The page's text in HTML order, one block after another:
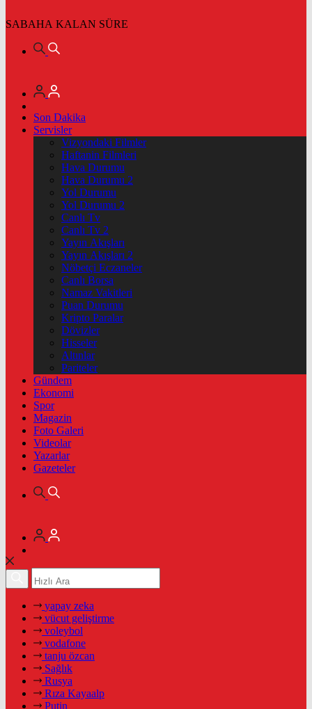
SABAHA KALAN SÜRE
Son Dakika
Servisler
Vizyondaki Filmler
Haftanin Filmleri
Hava Durumu
Hava Durumu 2
Yol Durumu
Yol Durumu 2
Canlı Tv
Canlı Tv 2
Yayın Akışları
Yayın Akışları 2
Nöbetçi Eczaneler
Canlı Borsa
Namaz Vakitleri
Puan Durumu
Kripto Paralar
Dövizler
Hisseler
Altınlar
Pariteler
Gündem
Ekonomi
Spor
Magazin
Foto Galeri
Videolar
Yazarlar
Gazeteler
yapay zeka
vücut geliştirme
voleybol
vodafone
tanju özcan
Sağlık
Rusya
Rıza Kayaalp
Putin